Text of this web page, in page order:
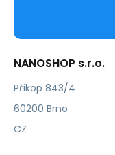
NANOSHOP s.r.o.
Příkop 843/4
60200 Brno
CZ